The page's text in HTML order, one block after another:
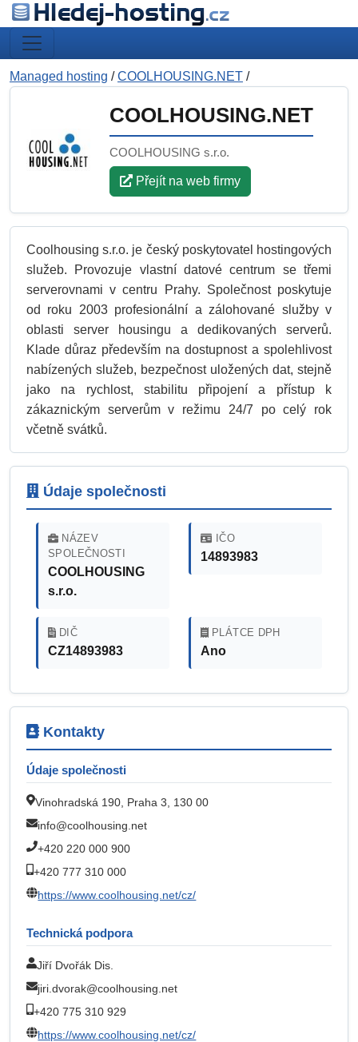
Managed hosting /COOLHOUSING.NET /
COOLHOUSING.NET
COOLHOUSING s.r.o.
Přejít na web firmy
Coolhousing s.r.o. je český poskytovatel hostingových
služeb. Provozuje vlastní datové centrum se třemi
serverovnami v centru Prahy. Společnost poskytuje
od roku 2003 profesionální a zálohované služby v
oblasti server housingu a dedikovaných serverů.
Klade důraz především na dostupnost a spolehlivost
nabízených služeb, bezpečnost uložených dat, stejně
jako na rychlost, stabilitu připojení a přístup k
zákaznickým serverům v režimu 24/7 po celý rok
včetně svátků.
Údaje společnosti
NÁZEV
SPOLEČNOSTI
COOLHOUSING
s.r.o.
IČO
14893983
DIČ
CZ14893983
PLÁTCE DPH
Ano
Kontakty
Údaje společnosti
Vinohradská 190, Praha 3, 130 00
info@coolhousing.net
+420 220 000 900
+420 777 310 000
https://www.coolhousing.net/cz/
Technická podpora
Jiří Dvořák Dis.
jiri.dvorak@coolhousing.net
+420 775 310 929
https://www.coolhousing.net/cz/